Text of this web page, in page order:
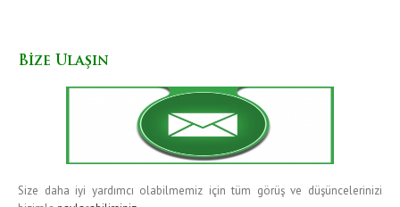
Bize Ulaşın
Size daha iyi yardımcı olabilmemiz için tüm görüş ve düşüncelerinizi